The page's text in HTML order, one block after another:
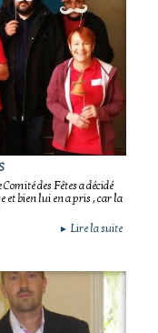
des Fêtes a décidé
et bien lui en a pris , car la
► Lire la suite